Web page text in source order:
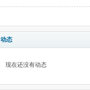
动态
现在还没有动态